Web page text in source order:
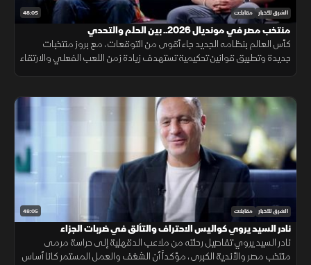
48:05 الشرق للأخبار مقابلات
منتخب مصر في مونديال 2026.. بين الحلم والتحدي
كأس العالم بنظامه الجديد جاء أقوى من التوقعات، مع بروز منتخبات
جديدة وتطبيق قوانين تحكيمية تستهدف زيادة زمن اللعب الفعلي والارتقاء
48:05 الشرق للأخبار مقابلات
نادر السيد يروي كواليس الاحتراف والتألق في ضربات الجزاء
نادر السيد يروي تفاصيل رحلته من ملاعب الدقهلية إلى حراسة مرمى
منتخب مصر والأندية الكبرى، مؤكداً أن الشغف والعمل المستمر كانا أساس